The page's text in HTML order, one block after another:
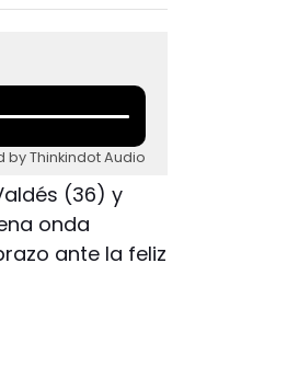
by Thinkindot Audio
(36) y
onda
ante la feliz